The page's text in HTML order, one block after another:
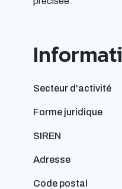
Secteur d'activité
Forme juridique
SIREN
Adresse
Code postal